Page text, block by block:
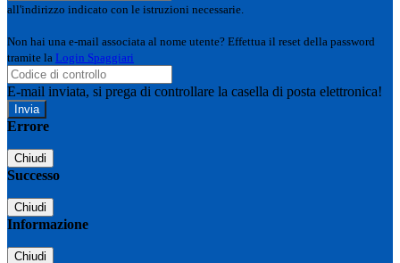
all'indirizzo indicato con le istruzioni necessarie.
Non hai una e-mail associata al nome utente? Effettua il reset della password
tramite la Login Spaggiari
E-mail inviata, si prega di controllare la casella di posta elettronica!
Errore
Chiudi
Successo
Chiudi
Informazione
Chiudi